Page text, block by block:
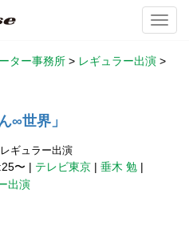
ター事務所 > レギュラー出演 >
∞世界」
レギュラー出演
〜 | テレビ東京 | 垂木 勉 |
出演